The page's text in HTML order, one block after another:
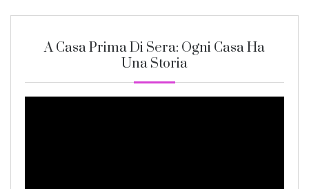
A Casa Prima Di Sera: Ogni Casa Ha
Una Storia